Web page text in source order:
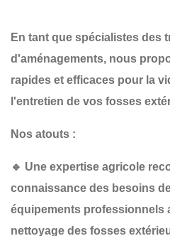
En tant que spécialistes des
d'aménagements, nous
rapides et efficaces pour la
l'entretien de vos fosses
Nos atouts :
🔹 Une expertise agricole
connaissance des besoins
équipements professionnels
nettoyage des fosses